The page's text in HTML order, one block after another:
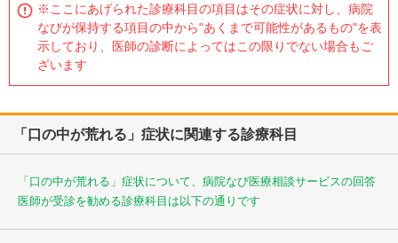
※ここにあげられた診療科目の項目はその症状に対し、病院
なびが保持する項目の中から"あくまで可能性があるもの"を表
示しており、医師の診断によってはこの限りでない場合もご
ざいます
「口の中が荒れる」症状に関連する診療科目
「口の中が荒れる」症状について、病院なび医療相談サービスの回答
医師が受診を勧める診療科目は以下の通りです